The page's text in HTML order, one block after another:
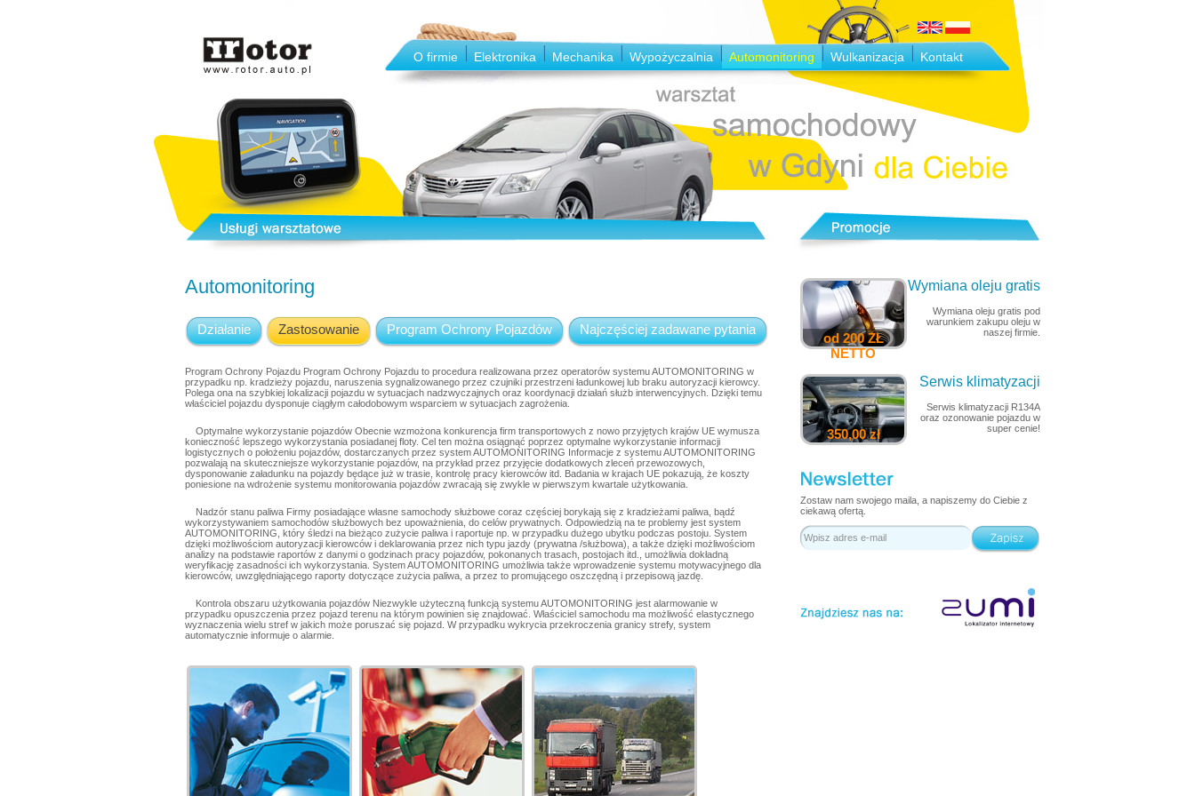
O firmie Elektronika Mechanika Wypożyczalnia Automonitoring Wulkanizacja Kontakt
Automonitoring
Działanie Zastosowanie Program Ochrony Pojazdów Najczęściej zadawane pytania
Program Ochrony Pojazdu Program Ochrony Pojazdu to procedura realizowana przez operatorów systemu AUTOMONITORING w
przypadku np. kradzieży pojazdu, naruszenia sygnalizowanego przez czujniki przestrzeni ładunkowej lub braku autoryzacji kierowcy.
Polega ona na szybkiej lokalizacji pojazdu w sytuacjach nadzwyczajnych oraz koordynacji działań służb interwencyjnych. Dzięki temu
właściciel pojazdu dysponuje ciągłym całodobowym wsparciem w sytuacjach zagrożenia.
Optymalne wykorzystanie pojazdów Obecnie wzmożona konkurencja firm transportowych z nowo przyjętych krajów UE wymusza
konieczność lepszego wykorzystania posiadanej floty. Cel ten można osiągnąć poprzez optymalne wykorzystanie informacji
logistycznych o położeniu pojazdów, dostarczanych przez system AUTOMONITORING Informacje z systemu AUTOMONITORING
pozwalają na skuteczniejsze wykorzystanie pojazdów, na przykład przez przyjęcie dodatkowych zleceń przewozowych,
dysponowanie załadunku na pojazdy będące już w trasie, kontrolę pracy kierowców itd. Badania w krajach UE pokazują, że koszty
poniesione na wdrożenie systemu monitorowania pojazdów zwracają się zwykle w pierwszym kwartale użytkowania.
Nadzór stanu paliwa Firmy posiadające własne samochody służbowe coraz częściej borykają się z kradzieżami paliwa, bądź
wykorzystywaniem samochodów służbowych bez upoważnienia, do celów prywatnych. Odpowiedzią na te problemy jest system
AUTOMONITORING, który śledzi na bieżąco zużycie paliwa i raportuje np. w przypadku dużego ubytku podczas postoju. System
dzięki możliwościom autoryzacji kierowców i deklarowania przez nich typu jazdy (prywatna /służbowa), a także dzięki możliwościom
analizy na podstawie raportów z danymi o godzinach pracy pojazdów, pokonanych trasach, postojach itd., umożliwia dokładną
weryfikację zasadności ich wykorzystania. System AUTOMONITORING umożliwia także wprowadzenie systemu motywacyjnego dla
kierowców, uwzględniającego raporty dotyczące zużycia paliwa, a przez to promującego oszczędną i przepisową jazdę.
Kontrola obszaru użytkowania pojazdów Niezwykle użyteczną funkcją systemu AUTOMONITORING jest alarmowanie w
przypadku opuszczenia przez pojazd terenu na którym powinien się znajdować. Właściciel samochodu ma możliwość elastycznego
wyznaczenia wielu stref w jakich może poruszać się pojazd. W przypadku wykrycia przekroczenia granicy strefy, system
automatycznie informuje o alarmie.
od 200 ZŁ
NETTO
Wymiana oleju gratis
Wymiana oleju gratis pod
warunkiem zakupu oleju w
naszej firmie.
350,00 zł
Serwis klimatyzacji
Serwis klimatyzacji R134A
oraz ozonowanie pojazdu w
super cenie!
Zostaw nam swojego maila, a napiszemy do Ciebie z
ciekawą ofertą.